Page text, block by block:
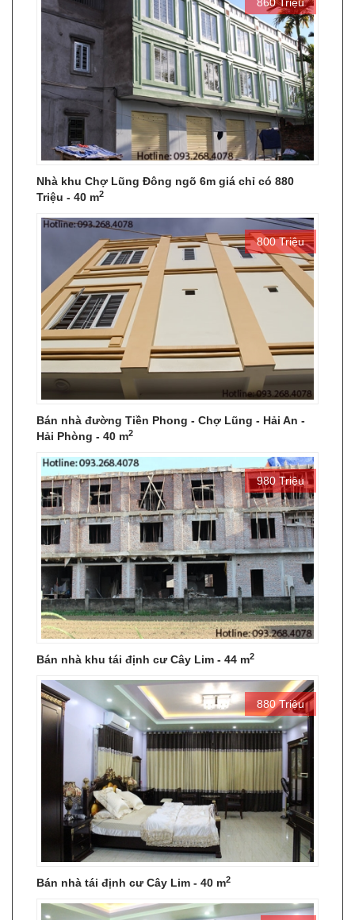
Nhà khu Chợ Lũng Đông ngõ 6m giá chỉ có 880
Triệu - 40 m2
800 Triệu
Bán nhà đường Tiền Phong - Chợ Lũng - Hải An -
Hải Phòng - 40 m2
980 Triệu
Bán nhà khu tái định cư Cây Lim - 44 m2
880 Triệu
Bán nhà tái định cư Cây Lim - 40 m2